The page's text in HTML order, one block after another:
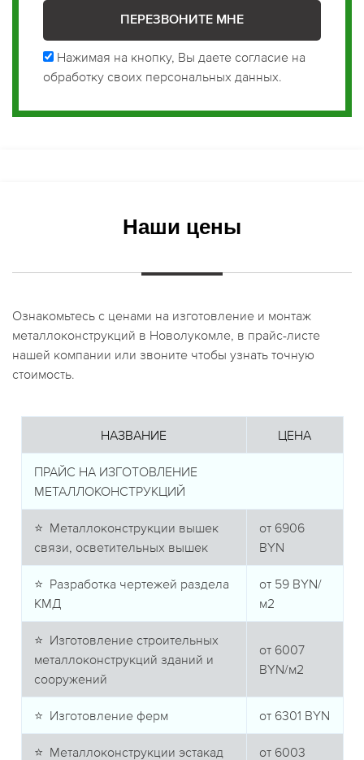
Нажимая на кнопку, Вы даете согласие на
обработку своих персональных данных.
Наши цены
Ознакомьтесь с ценами на изготовление и монтаж
металлоконструкций в Новолукомле, в прайс-листе
нашей компании или звоните чтобы узнать точную
стоимость.
НАЗВАНИЕ ЦЕНА
ПРАЙС НА ИЗГОТОВЛЕНИЕ
МЕТАЛЛОКОНСТРУКЦИЙ
⭐ Металлоконструкции вышек
связи, осветительных вышек
от 6906
BYN
⭐ Разработка чертежей раздела
КМД
от 59 BYN/
м2
⭐ Изготовление строительных
металлоконструкций зданий и
сооружений
от 6007
BYN/м2
⭐ Изготовление ферм от 6301 BYN
⭐ Металлоконструкции эстакад
от 6003